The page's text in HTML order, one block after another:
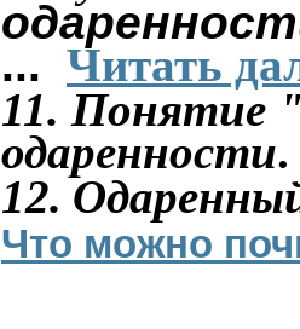
... Читать
11. Понятие
одаренности.
12.
Что можно по